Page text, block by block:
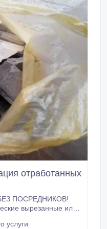
отработанных
ПОСРЕДНИКОВ!
вырезанные или
(нейтрализаторов), с
услуги